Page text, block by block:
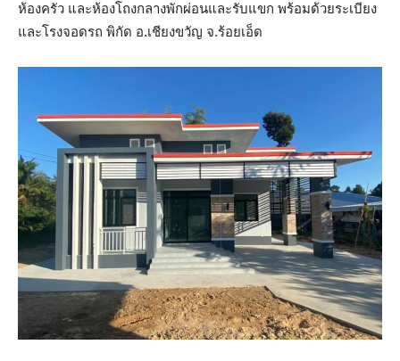
ห้องครัว และห้องโถงกลางพักผ่อนและรับแขก พร้อมด้วยระเบียง
และโรงจอดรถ พิกัด อ.เชียงขวัญ จ.ร้อยเอ็ด